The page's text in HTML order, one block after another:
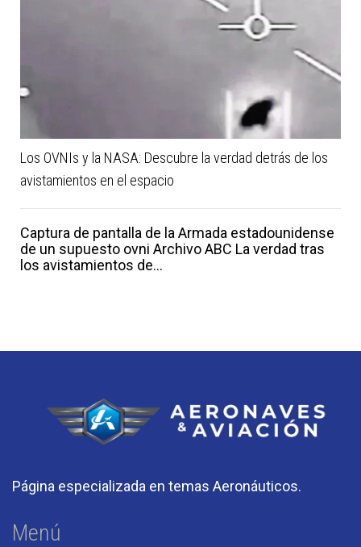
Los OVNIs y la NASA: Descubre la verdad detrás de los
avistamientos en el espacio
Captura de pantalla de la Armada estadounidense
de un supuesto ovni Archivo ABC La verdad tras
los avistamientos de...
Página especializada en temas Aeronáuticos.
Menú